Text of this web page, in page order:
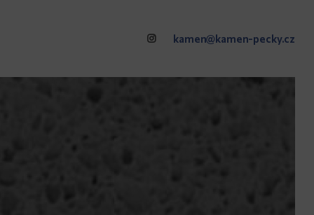
kamen@kamen-pecky.cz